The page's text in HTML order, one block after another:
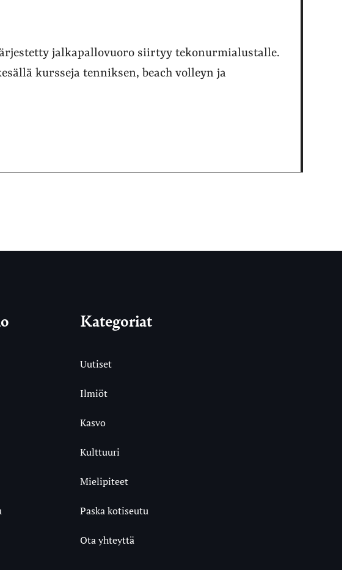
jalkapallovuoro siirtyy tekonurmialustalle.
kursseja tenniksen, beach volleyn ja
Kategoriat
Uutiset
Ilmiöt
Kasvo
Kulttuuri
Mielipiteet
Paska kotiseutu
Ota yhteyttä